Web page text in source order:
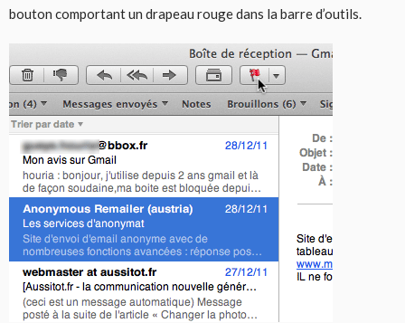
bouton comportant un drapeau rouge dans la barre d’outils.